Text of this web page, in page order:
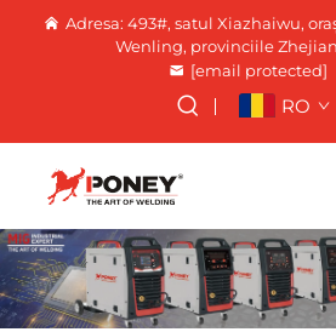
Adresa: 493#, satul Xiazhaiwu,
Wenling, provinciile
[email protected]
RO